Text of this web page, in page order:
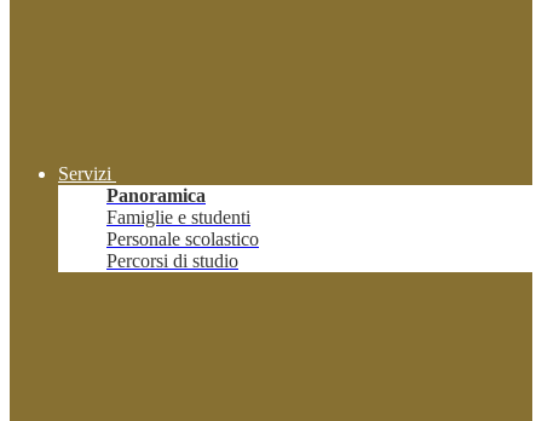
Servizi
Panoramica
Famiglie e studenti
Personale scolastico
Percorsi di studio